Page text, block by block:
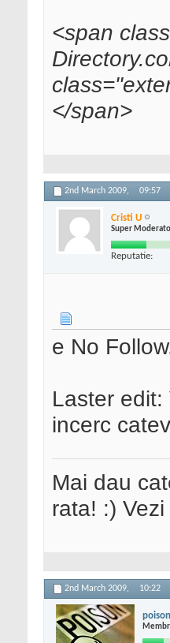
<span
</span>
2nd March 2009, 09:57
Cristi U
Super
Reputatie:
e No
Laster
incerc
Mai dau
rata! :)
2nd March 2009, 10:22